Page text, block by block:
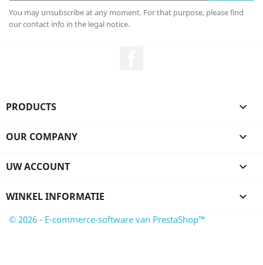
You may unsubscribe at any moment. For that purpose, please find
our contact info in the legal notice.
PRODUCTS 
OUR COMPANY 
UW ACCOUNT 
WINKEL INFORMATIE 
© 2026 - E-commerce-software van PrestaShop™